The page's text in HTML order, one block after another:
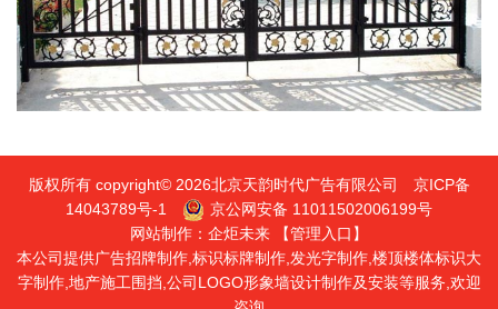
版权所有 copyright© 2026北京天韵时代广告有限公司 京ICP备
14043789号-1
京公网安备 11011502006199号
网站制作： 企炬未来
【管理入口】
本公司提供广告招牌制作,标识标牌制作,发光字制作,楼顶楼体标识大
字制作,地产施工围挡,公司LOGO形象墙设计制作及安装等服务,欢迎